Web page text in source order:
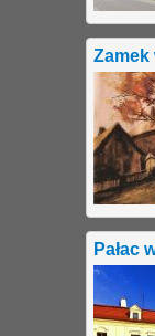
Zamek
Pałac